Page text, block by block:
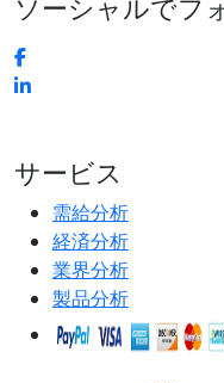
ソーシャルでフ
サービス
需給分析
経済分析
業界分析
製品分析